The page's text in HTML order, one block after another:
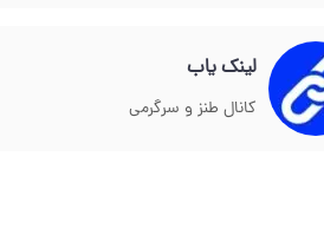
لینک یاب
کانال طنز و سرگرمی